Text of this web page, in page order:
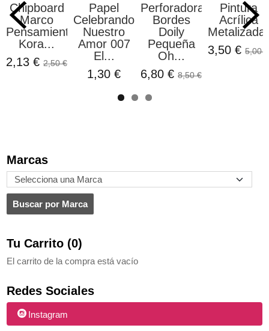
Marcas
Tu Carrito (0)
El carrito de la compra está vacío
Redes Sociales
Instagram
Chipboard
Marco
Pensamientos
Kora...
2,13 € 2,50 €
Papel
Celebrando
Nuestro
Amor 007
El...
1,30 €
Perforadora
Bordes
Doily
Pequeña
Oh...
6,80 € 8,50 €
Pintura
Acrílica
3,50 € 5,00 €